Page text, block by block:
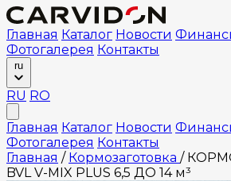
Главная Каталог Новости
Фотогалерея Контакты
ru
RU RO
Главная Каталог Новости
Фотогалерея Контакты
Главная / Кормозаготовка /
BVL V-MIX PLUS 6,5 ДО 14 м³